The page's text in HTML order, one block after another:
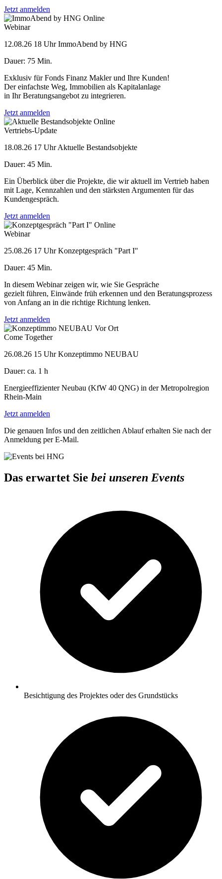
Jetzt anmelden
Online
Webinar
12.08.26 18 Uhr ImmoAbend by HNG
Dauer: 75 Min.
Exklusiv für Fonds Finanz Makler und Ihre Kunden!
Der einfachste Weg, Immobilien als Kapitalanlage
in Ihr Beratungsangebot zu integrieren.
Jetzt anmelden
Online
Vertriebs-Update
18.08.26 17 Uhr Aktuelle Bestandsobjekte
Dauer: 45 Min.
Ein Überblick über die Projekte, die wir aktuell im Vertrieb haben
mit Lage, Kennzahlen und den stärksten Argumenten für das
Kundengespräch.
Jetzt anmelden
Online
Webinar
25.08.26 17 Uhr Konzeptgespräch "Part I"
Dauer: 45 Min.
In diesem Webinar zeigen wir, wie Sie Gespräche
gezielt führen, Einwände früh erkennen und den Beratungsprozess
von Anfang an in die richtige Richtung lenken.
Jetzt anmelden
Vor Ort
Come Together
26.08.26 15 Uhr Konzeptimmo NEUBAU
Dauer: ca. 1 h
Energieeffizienter Neubau (KfW 40 QNG) in der Metropolregion
Rhein-Main
Jetzt anmelden
Die genauen Infos und den zeitlichen Ablauf erhalten Sie nach der
Anmeldung per E-Mail.
Das erwartet Sie bei unseren Events
Besichtigung des Projektes oder des Grundstücks